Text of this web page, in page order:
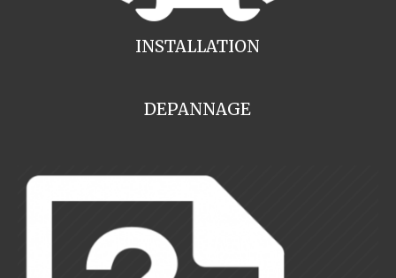
INSTALLATION
DEPANNAGE